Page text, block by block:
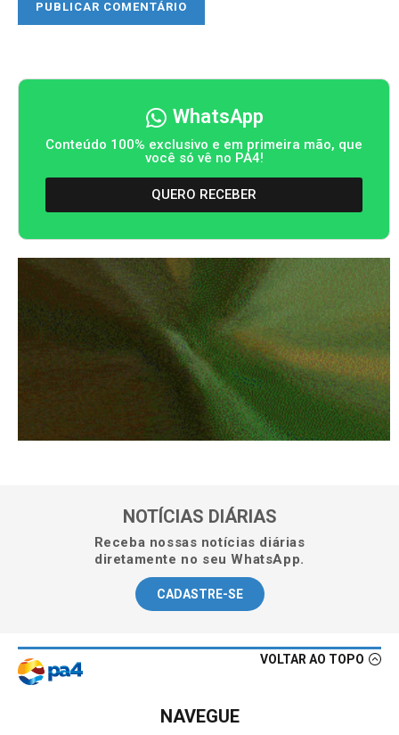
WhatsApp
Conteúdo 100% exclusivo e em primeira mão, que
você só vê no PA4!
QUERO RECEBER
NOTÍCIAS DIÁRIAS
Receba nossas notícias diárias
diretamente no seu WhatsApp.
CADASTRE-SE
VOLTAR AO TOPO
NAVEGUE